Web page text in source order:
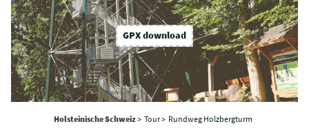
GPX download
Holsteinische Schweiz> Tour > Rundweg Holzbergturm